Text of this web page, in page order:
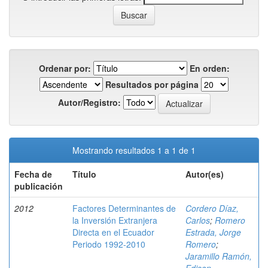
Ordenar por:
En orden:
Resultados por página
Autor/Registro:
Mostrando resultados 1 a 1 de 1
Fecha de
publicación
Título Autor(es)
2012
Factores Determinantes de
la Inversión Extranjera
Directa en el Ecuador
Periodo 1992-2010
Cordero Díaz,
Carlos; Romero
Estrada, Jorge
Romero;
Jaramillo Ramón,